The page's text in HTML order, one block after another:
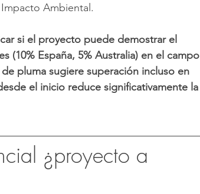
Ambiental.
si el proyecto puede demostrar el
(10% España, 5% Australia) en el campo
pluma sugiere superación incluso en
el inicio reduce significativamente la
¿proyecto a